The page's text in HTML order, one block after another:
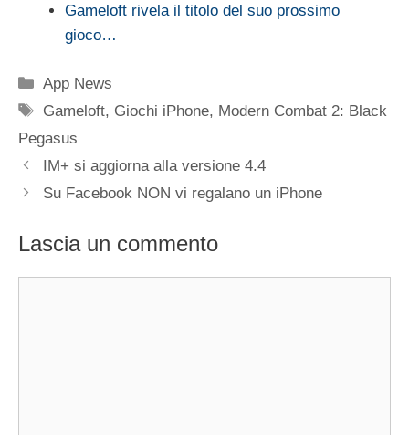
Gameloft rivela il titolo del suo prossimo
gioco…
Categorie
App News
Tag
Gameloft, Giochi iPhone, Modern Combat 2: Black
Pegasus
IM+ si aggiorna alla versione 4.4
Su Facebook NON vi regalano un iPhone
Lascia un commento